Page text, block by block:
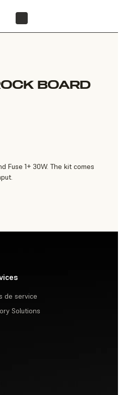
BOARD
Fuse 1+ 30W. The kit comes
de service
Solutions